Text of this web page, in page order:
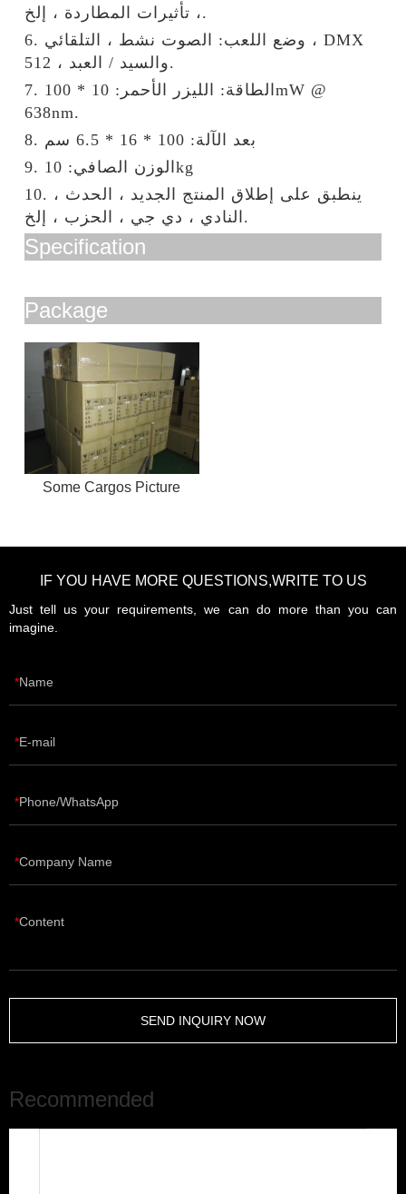
، تأثيرات المطاردة ، إلخ.
6. وضع اللعب: الصوت نشط ، التلقائي ، DMX
512 ، والسيد / العبد.
7. الطاقة: الليزر الأحمر: 10 * 100mW @
638nm.
8. بعد الآلة: 100 * 16 * 6.5 سم
9. الوزن الصافي: 10kg
10. ينطبق على إطلاق المنتج الجديد ، الحدث ،
النادي ، دي جي ، الحزب ، إلخ.
Specification
Package
Some Cargos Picture
IF YOU HAVE MORE QUESTIONS,WRITE TO US
Just tell us your requirements, we can do more than you can
imagine.
Name
E-mail
Phone/WhatsApp
Company Name
Content
SEND INQUIRY NOW
Recommended